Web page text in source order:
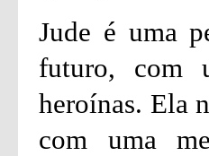
Jude é uma
futuro, com
heroínas. Ela
com uma